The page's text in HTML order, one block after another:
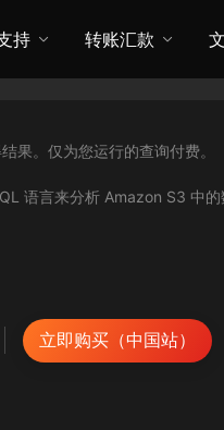
持 转账汇款
果。仅为您运行的查询付费。
语言来分析 Amazon S3 中
立即购买（中国站）